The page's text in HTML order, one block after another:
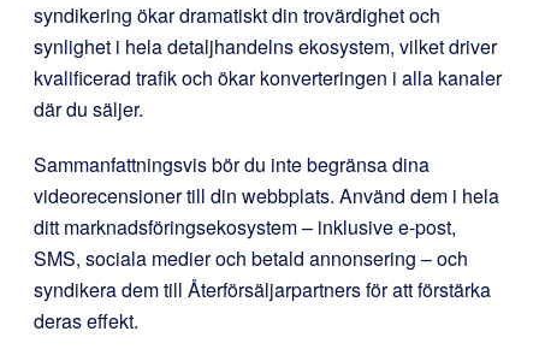
syndikering ökar dramatiskt din trovärdighet och
synlighet i hela detaljhandelns ekosystem, vilket driver
kvalificerad trafik och ökar konverteringen i alla kanaler
där du säljer.
Sammanfattningsvis bör du inte begränsa dina
videorecensioner till din webbplats. Använd dem i hela
ditt marknadsföringsekosystem – inklusive e-post,
SMS, sociala medier och betald annonsering – och
syndikera dem till Återförsäljarpartners för att förstärka
deras effekt.